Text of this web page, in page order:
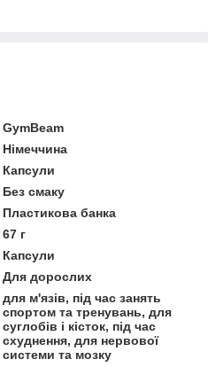
GymBeam
Німеччина
Капсули
Без смаку
Пластикова банка
67 г
Капсули
Для дорослих
для м'язів, під час занять
спортом та тренувань, для
суглобів і кісток, під час
схуднення, для нервової
системи та мозку